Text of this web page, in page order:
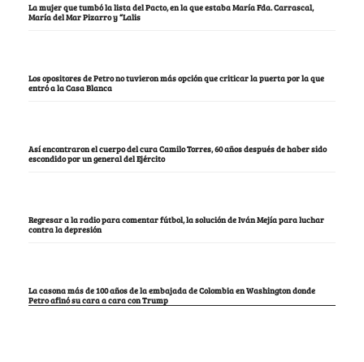
La mujer que tumbó la lista del Pacto, en la que estaba María Fda. Carrascal,
María del Mar Pizarro y “Lalis
Los opositores de Petro no tuvieron más opción que criticar la puerta por la que
entró a la Casa Blanca
Así encontraron el cuerpo del cura Camilo Torres, 60 años después de haber sido
escondido por un general del Ejército
Regresar a la radio para comentar fútbol, la solución de Iván Mejía para luchar
contra la depresión
La casona más de 100 años de la embajada de Colombia en Washington donde
Petro afinó su cara a cara con Trump